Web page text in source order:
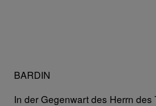
BARDIN
In der Gegenwart des Herrn des